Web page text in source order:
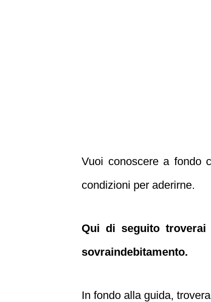
Vuoi conoscere a fondo
condizioni per aderirne.
Qui di seguito
sovraindebitamento.
In fondo alla guida,